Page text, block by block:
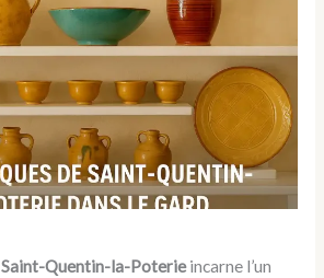
Saint-Quentin-la-Poterieincarne l’un